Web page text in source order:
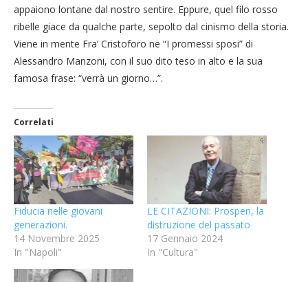
appaiono lontane dal nostro sentire. Eppure, quel filo rosso
ribelle giace da qualche parte, sepolto dal cinismo della storia.
Viene in mente Fra’ Cristoforo ne “I promessi sposi” di
Alessandro Manzoni, con il suo dito teso in alto e la sua
famosa frase: “verrà un giorno…”.
Correlati
Fiducia nelle giovani
generazioni.
14 Novembre 2025
In "Napoli"
LE CITAZIONI: Prosperi, la
distruzione del passato
17 Gennaio 2024
In "Cultura"